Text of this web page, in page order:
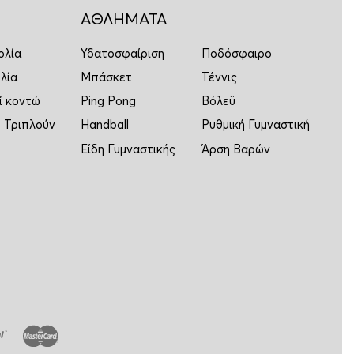
κοντώ
ΑΘΛΗΜΑΤΑ
Υδατοσφαίριση
Ποδόσφαιρο
Μπάσκετ
Τέννις
Ping Pong
Βόλεϋ
Handball
Ρυθμική Γυμναστική
Είδη Γυμναστικής
Άρση Βαρών